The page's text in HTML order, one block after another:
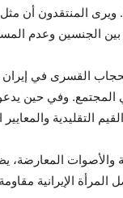
ويرى المنتقدون أن
بين الجنسين وعدم
القسری في
المجتمع. وفي حين
التقليدية والمعايير
والأصوات
المرأة الإيرانية